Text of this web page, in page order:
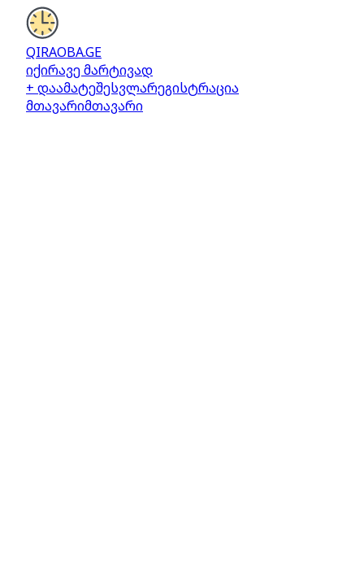
QIRAOBA.GE
იქირავე მარტივად
+ დაამატეშესვლარეგისტრაცია
მთავარიმთავარი